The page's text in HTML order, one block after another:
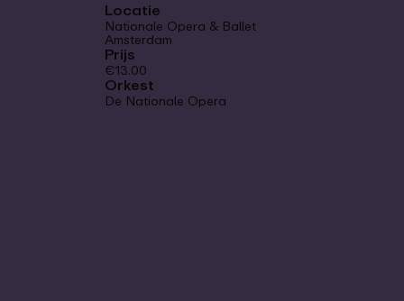
Locatie
Nationale Opera & Ballet
Amsterdam
Prijs
€13.00
Orkest
De Nationale Opera